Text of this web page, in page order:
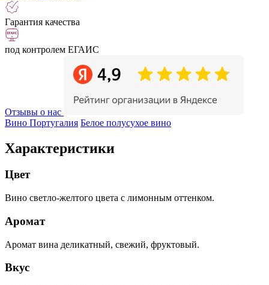
Гарантия качества
под контролем ЕГАИС
Отзывы о нас
Вино Португалия Белое полусухое вино
Характеристики
Цвет
Вино светло-желтого цвета с лимонным оттенком.
Аромат
Аромат вина деликатный, свежий, фруктовый.
Вкус